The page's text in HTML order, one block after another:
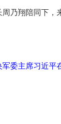
乃翔陪同下，
委主席习近